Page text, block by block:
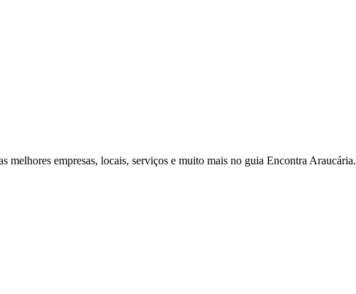
empresas, locais, serviços e muito mais no guia Encontra Araucária.